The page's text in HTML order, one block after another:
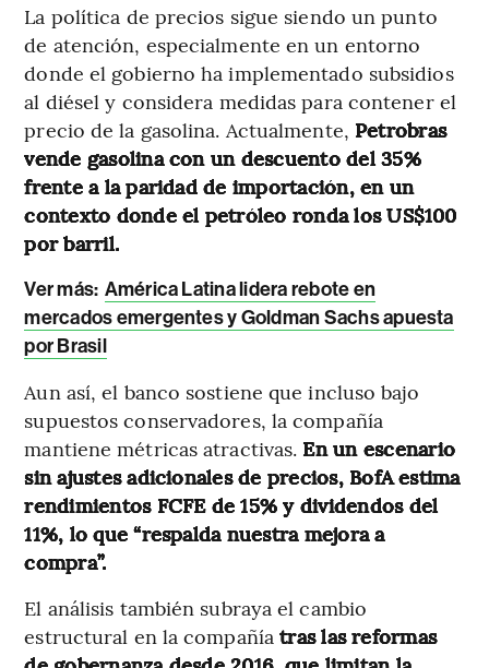
La política de precios sigue siendo un punto
de atención, especialmente en un entorno
donde el gobierno ha implementado subsidios
al diésel y considera medidas para contener el
precio de la gasolina. Actualmente, Petrobras
vende gasolina con un descuento del 35%
frente a la paridad de importación, en un
contexto donde el petróleo ronda los US$100
por barril.
Ver más: América Latina lidera rebote en
mercados emergentes y Goldman Sachs apuesta
por Brasil
Aun así, el banco sostiene que incluso bajo
supuestos conservadores, la compañía
mantiene métricas atractivas. En un escenario
sin ajustes adicionales de precios, BofA estima
rendimientos FCFE de 15% y dividendos del
11%, lo que “respalda nuestra mejora a
compra”.
El análisis también subraya el cambio
estructural en la compañíatras las reformas